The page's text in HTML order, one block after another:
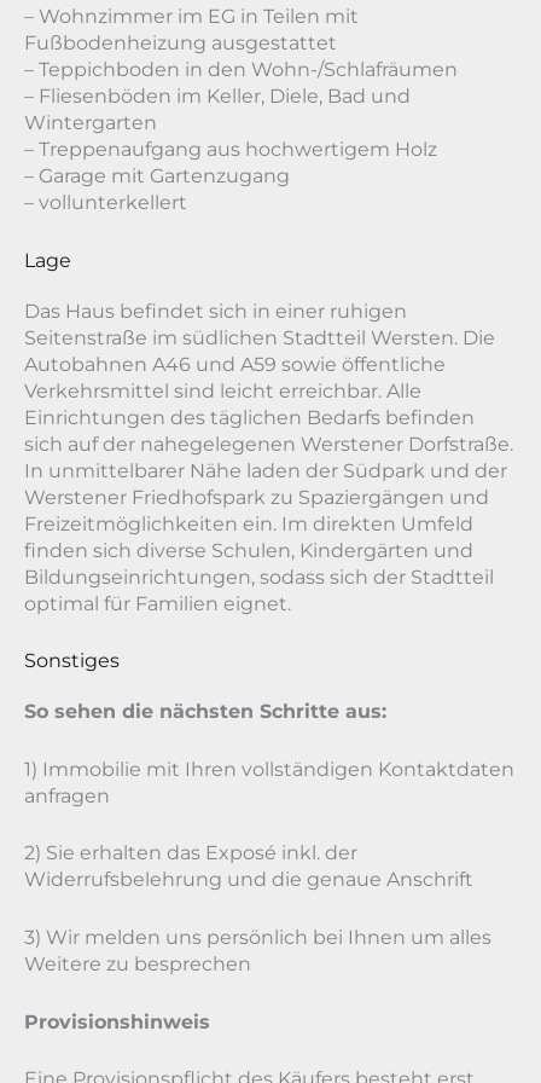
– Wohnzimmer im EG in Teilen mit
Fußbodenheizung ausgestattet
– Teppichboden in den Wohn-/Schlafräumen
– Fliesenböden im Keller, Diele, Bad und
Wintergarten
– Treppenaufgang aus hochwertigem Holz
– Garage mit Gartenzugang
– vollunterkellert
Lage
Das Haus befindet sich in einer ruhigen
Seitenstraße im südlichen Stadtteil Wersten. Die
Autobahnen A46 und A59 sowie öffentliche
Verkehrsmittel sind leicht erreichbar. Alle
Einrichtungen des täglichen Bedarfs befinden
sich auf der nahegelegenen Werstener Dorfstraße.
In unmittelbarer Nähe laden der Südpark und der
Werstener Friedhofspark zu Spaziergängen und
Freizeitmöglichkeiten ein. Im direkten Umfeld
finden sich diverse Schulen, Kindergärten und
Bildungseinrichtungen, sodass sich der Stadtteil
optimal für Familien eignet.
Sonstiges
So sehen die nächsten Schritte aus:
1) Immobilie mit Ihren vollständigen Kontaktdaten
anfragen
2) Sie erhalten das Exposé inkl. der
Widerrufsbelehrung und die genaue Anschrift
3) Wir melden uns persönlich bei Ihnen um alles
Weitere zu besprechen
Provisionshinweis